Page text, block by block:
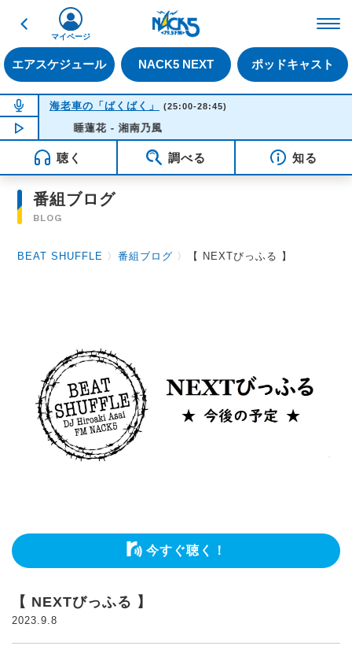
戻る
エアスケジュール NACK5 NEXT ポッドキャスト
マイページ
NOW ON AIR
海老車の「ばくばく」 (25:00-28:45)
NOW PLAYING01:48
睡蓮花 - 湘南乃風
聴く 調べる 知る
番組ブログ
BLOG
BEAT SHUFFLE 〉番組ブログ 〉 【 NEXTびっふる 】
今すぐ聴く！
【 NEXTびっふる 】
2023.9.8